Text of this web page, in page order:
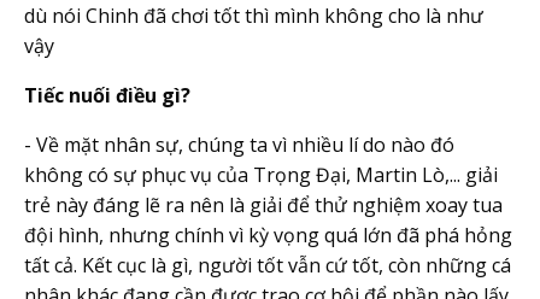
dù nói Chinh đã chơi tốt thì mình không cho là như
vậy
Tiếc nuối điều gì?
- Về mặt nhân sự, chúng ta vì nhiều lí do nào đó
không có sự phục vụ của Trọng Đại, Martin Lò,... giải
trẻ này đáng lẽ ra nên là giải để thử nghiệm xoay tua
đội hình, nhưng chính vì kỳ vọng quá lớn đã phá hỏng
tất cả. Kết cục là gì, người tốt vẫn cứ tốt, còn những cá